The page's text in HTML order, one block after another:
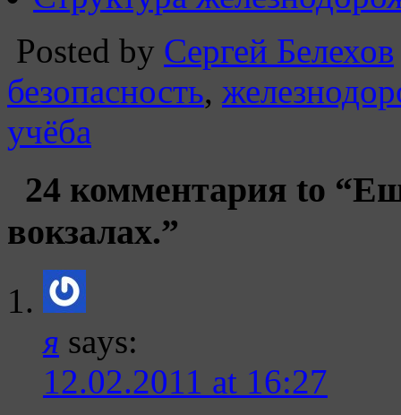
Posted by Сергей Белехов
безопасность,
учёба
24 комментария to
вокзалах.”
я says:
12.02.2011 at 16:27